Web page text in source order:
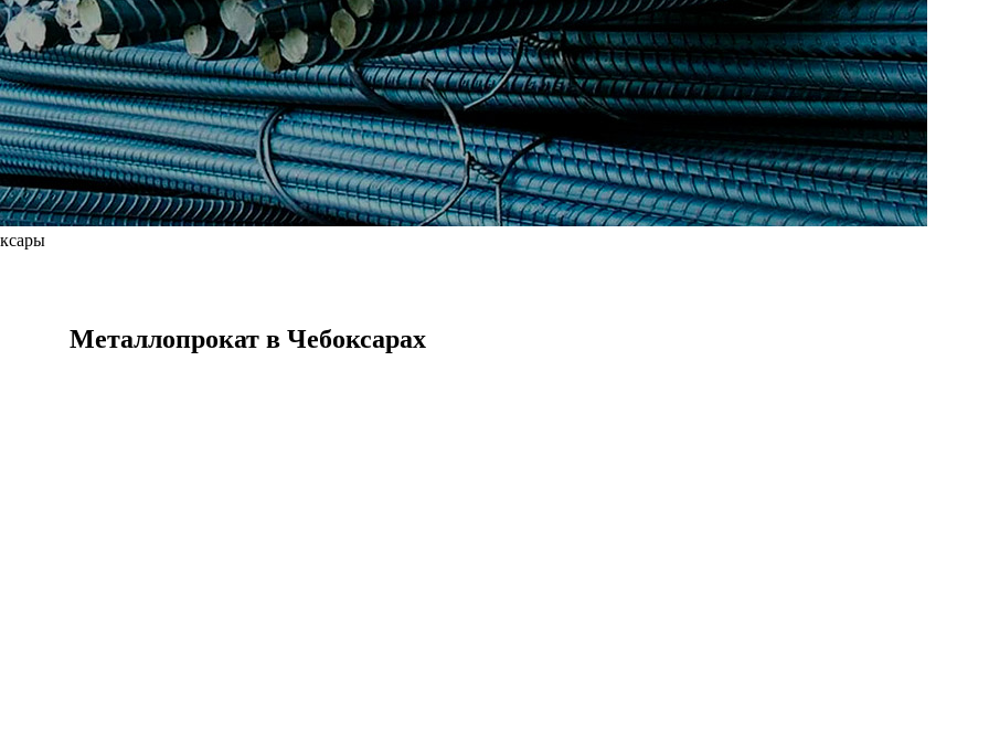
Металлопрокат в Чебоксарах